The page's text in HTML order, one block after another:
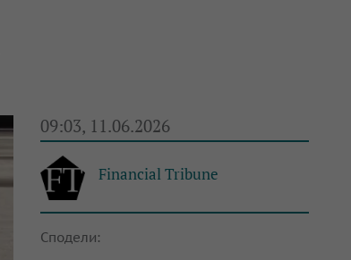
09:03, 11.06.2026
Financial Tribune
Сподели: